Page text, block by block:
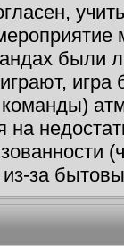
были
на
за